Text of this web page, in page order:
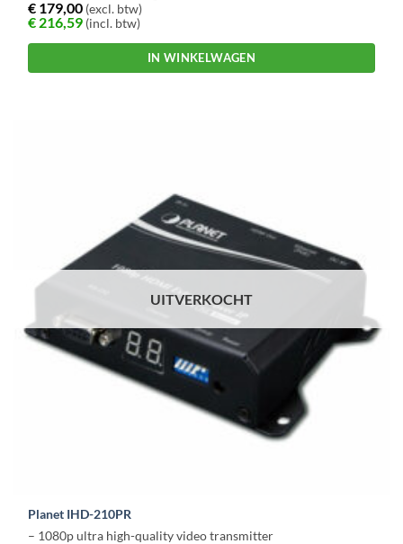
€ 179,00 (excl. btw)
€ 216,59 (incl. btw)
IN WINKELWAGEN
UITVERKOCHT
Planet IHD-210PR
– 1080p ultra high-quality video transmitter